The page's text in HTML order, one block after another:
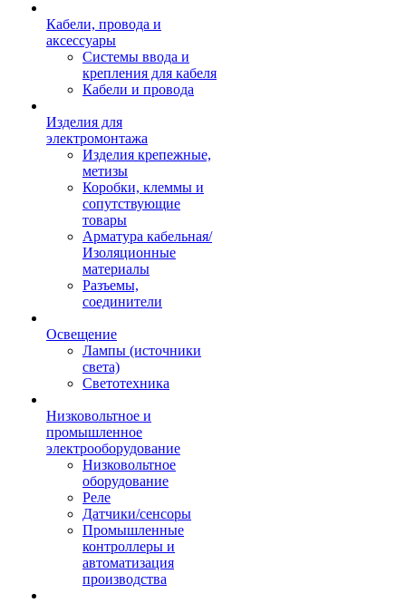
Кабели, провода и
аксессуары
Системы ввода и
крепления для кабеля
Кабели и провода
Изделия для
электромонтажа
Изделия крепежные,
метизы
Коробки, клеммы и
сопутствующие
товары
Арматура кабельная/
Изоляционные
материалы
Разъемы,
соединители
Освещение
Лампы (источники
света)
Светотехника
Низковольтное и
промышленное
электрооборудование
Низковольтное
оборудование
Реле
Датчики/сенсоры
Промышленные
контроллеры и
автоматизация
производства